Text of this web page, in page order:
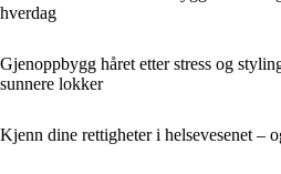
hverdag
Gjenoppbygg håret etter stress og
sunnere lokker
Kjenn dine rettigheter i helsevesenet –